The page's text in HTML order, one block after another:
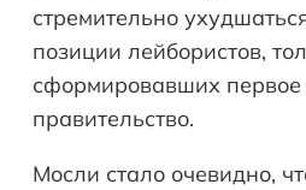
стремительно
позиции лейбористов,
сформировавших первое
правительство.
Мосли стало очевидно,